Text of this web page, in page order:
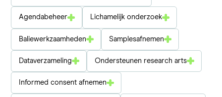
Agendabeheer Lichamelijk onderzoek
Baliewerkzaamheden Samplesafnemen
Dataverzameling Ondersteunen research arts
Informed consent afnemen